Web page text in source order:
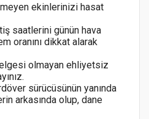
ekinlerinizi hasat
saatlerini günün hava
oranını dikkat alarak
olmayan ehliyetsiz
sürücüsünün yanında
arkasında olup, dane